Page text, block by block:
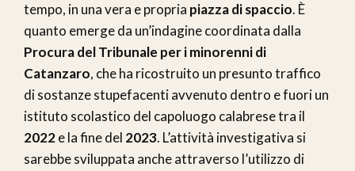
tempo, in una vera e propria piazza di spaccio. È
quanto emerge da un’indagine coordinata dalla
Procura del Tribunale per i minorenni di
Catanzaro, che ha ricostruito un presunto traffico
di sostanze stupefacenti avvenuto dentro e fuori un
istituto scolastico del capoluogo calabrese tra il
2022e la fine del 2023. L’attività investigativa si
sarebbe sviluppata anche attraverso l’utilizzo di